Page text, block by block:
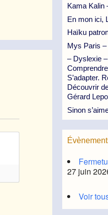
Kama Kalin
En mon ici,
Haïku
Mys Paris
– Dyslexie
S’adapter.
Découvrir
Gérard
Sinon
27 juin
Voir